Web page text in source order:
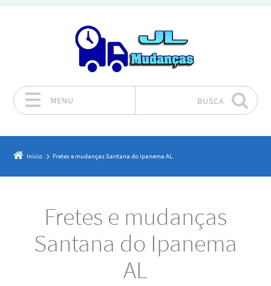
MENU BUSCA
Início Fretes e mudanças Santana do Ipanema AL
Fretes e mudanças
Santana do Ipanema
AL